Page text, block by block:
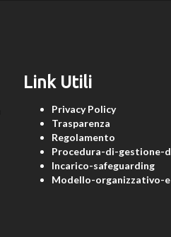
Link Utili
Privacy Policy
Trasparenza
Regolamento
Procedura-di-
Incarico-safeguarding
Modello-